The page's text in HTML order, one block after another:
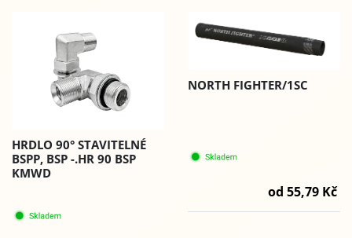
HRDLO 90° STAVITELNÉ
BSPP, BSP -.HR 90 BSP
KMWD
NORTH FIGHTER/1SC
od 55,79 Kč